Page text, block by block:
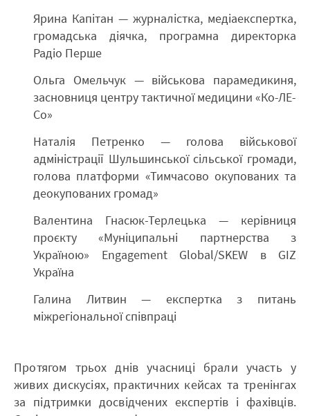
Ярина Капітан — журналістка, медіаекспертка,
громадська діячка, програмна директорка
Радіо Перше
Ольга Омельчук — військова парамедикиня,
засновниця центру тактичної медицини «Ко-ЛЕ-
Со»
Наталія Петренко — голова військової
адміністрації Шульшинської сільської громади,
голова платформи «Тимчасово окупованих та
деокупованих громад»
Валентина Гнасюк-Терлецька — керівниця
проєкту «Муніципальні партнерства з
Україною» Engagement Global/SKEW в GIZ
Україна
Галина Литвин — експертка з питань
міжрегіональної співпраці
Протягом трьох днів учасниці брали участь у
живих дискусіях, практичних кейсах та тренінгах
за підтримки досвідчених експертів і фахівців.